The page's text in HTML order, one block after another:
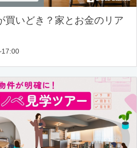
買いどき？家とお金のリア